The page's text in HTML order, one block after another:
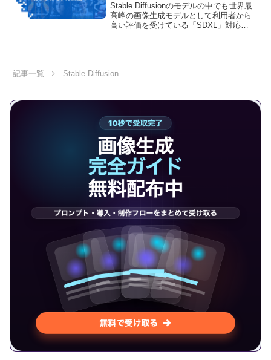
Stable Diffusionのモデルの中でも世界最
高峰の画像生成モデルとして利用者から
高い評価を受けている「SDXL」対応モ
てください。
記事一覧 Stable Diffusion